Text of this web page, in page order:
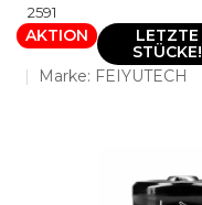
2591
AKTION
LETZTE
STÜCKE!
Marke: FEIYUTECH